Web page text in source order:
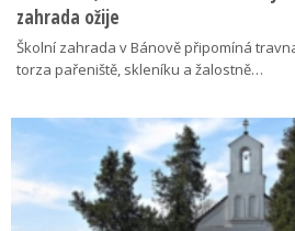
zahrada ožije
Školní zahrada v Bánově připomíná
torza pařeniště, skleníku a žalostně…